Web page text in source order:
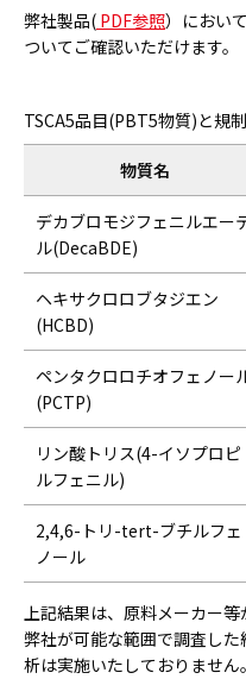
弊社製品( PDF参照）におい
ついてご確認いただけます。
TSCA5品目(PBT5物質)と規
物質名
デカブロモジフェニルエー
ル(DecaBDE)
ヘキサクロロブタジエン
(HCBD)
ペンタクロロチオフェノー
(PCTP)
リン酸トリス(4-イソプロピ
ルフェニル)
2,4,6-トリ-tert-ブチルフェ
ノール
上記結果は、原料メーカー等
弊社が可能な範囲で調査し
析は実施いたしておりません。